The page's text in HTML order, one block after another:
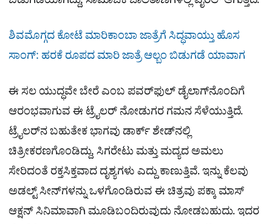
ಶಿವಮೊಗ್ಗದ ಕೋಟೆ ಮಾರಿಕಾಂಬಾ ಜಾತ್ರೆಗೆ ಸಿದ್ಧವಾಯ್ತು ಹೊಸ
ಸಾಂಗ್: ಹರಕೆ ರೂಪದ ಮಾರಿ ಜಾತ್ರೆ ಆಲ್ಬಂ ಬಿಡುಗಡೆ ಯಾವಾಗ
ಈ ಸಲ ಯುದ್ಧವೇ ಬೇರೆ ಎಂಬ ಪವರ್‌ಫುಲ್ ಡೈಲಾಗ್‌ನೊಂದಿಗೆ
ಆರಂಭವಾಗುವ ಈ ಟ್ರೈಲರ್ ನೋಡುಗರ ಗಮನ ಸೆಳೆಯುತ್ತಿದೆ.
ಟ್ರೈಲರ್‌ನ ಬಹುತೇಕ ಭಾಗವು ಡಾರ್ಕ್ ಶೇಡ್‌ನಲ್ಲಿ
ಚಿತ್ರೀಕರಣಗೊಂಡಿದ್ದು, ಸಿಗರೇಟು ಮತ್ತು ಮದ್ಯದ ಅಮಲು
ಸೇರಿದಂತೆ ರಕ್ತಸಿಕ್ತವಾದ ದೃಶ್ಯಗಳು ಎದ್ದು ಕಾಣುತ್ತಿವೆ. ಇನ್ನು ಕೆಲವು
ಅಡಲ್ಟ್ ಸೀನ್‌ಗಳನ್ನು ಒಳಗೊಂಡಿರುವ ಈ ಚಿತ್ರವು ಪಕ್ಕಾ ಮಾಸ್
ಆಕ್ಷನ್ ಸಿನಿಮಾವಾಗಿ ಮೂಡಿಬಂದಿರುವುದು ನೋಡಬಹುದು. ಇದರ